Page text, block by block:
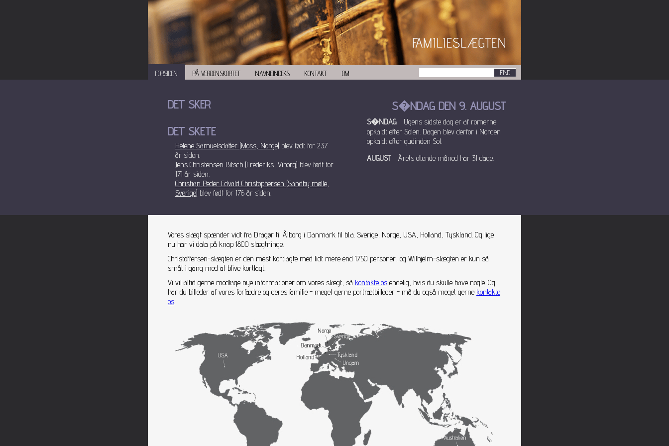
FORSIDEN PÅ VERDENSKORTET NAVNEINDEKS KONTAKT OM
DET SKER
DET SKETE
Helene Samuelsdatter (Moss, Norge) blev født for 237
år siden.
Jens Christensen Bitsch (Frederiks, Viborg) blev født for
171 år siden.
Christian Peder Edvald Christophersen (Sandby mølle,
Sverige) blev født for 176 år siden.
S�NDAG DEN 9. AUGUST
S�NDAG
Ugens sidste dag er af romerne
opkaldt efter Solen. Dagen blev derfor i Norden
opkaldt efter gudinden Sol.
AUGUST
Årets ottende måned har 31 dage.
Vores slægt spænder vidt fra Dragør til Ålborg i Danmark til bl.a. Sverige, Norge, USA, Holland, Tyskland. Og lige
nu har vi data på knap 1800 slægtninge.
Christoffersen-slægten er den mest kortlagte med lidt mere end 1750 personer, og Wilhjelm-slægten er kun så
småt i gang med at blive kortlagt.
Vi vil altid gerne modtage nye informationer om vores slægt, så kontakte os endelig, hvis du skulle have nogle. Og
har du billeder af vores forfædre og deres familie - meget gerne portrætbilleder - må du også meget gerne kontakte
os.